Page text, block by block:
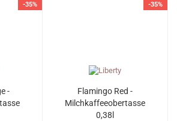
-35%
-
-35%
Flamingo Red -
Milchkaffeeobertasse
0,38l